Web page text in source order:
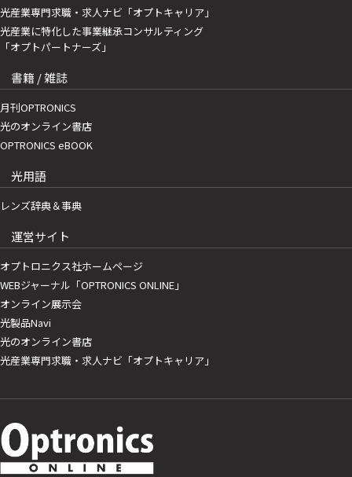
光産業専門求職・求人ナビ「オプトキャリア」
光産業に特化した事業継承コンサルティング
「オプトパートナーズ」
書籍 / 雑誌
月刊OPTRONICS
光のオンライン書店
OPTRONICS eBOOK
光用語
レンズ辞典＆事典
運営サイト
オプトロニクス社ホームページ
WEBジャーナル「OPTRONICS ONLINE」
オンライン展示会
光製品Navi
光のオンライン書店
光産業専門求職・求人ナビ「オプトキャリア」